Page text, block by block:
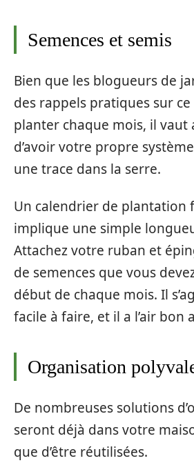
Semences et semis
Bien que les blogueurs de
des rappels pratiques sur ce
planter chaque mois, il vaut
d’avoir votre propre
une trace dans la serre.
Un calendrier de plantation
implique une simple
Attachez votre ruban et
de semences que vous
début de chaque mois. Il
facile à faire, et il a l’air bon
Organisation
De nombreuses solutions
seront déjà dans votre
que d’être réutilisées.